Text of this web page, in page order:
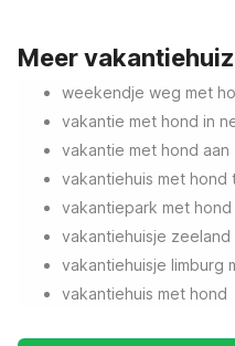
Meer
weekendje weg met
vakantie met hond in
vakantie met hond aan
vakantiehuis met hond
vakantiepark met hond
vakantiehuisje zeeland
vakantiehuisje limburg
vakantiehuis met hond